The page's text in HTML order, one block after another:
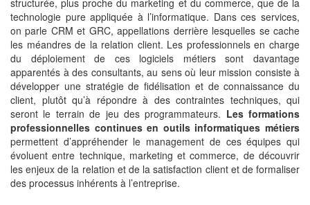
structurée, plus proche du marketing et du commerce, que de la
technologie pure appliquée à l’informatique. Dans ces services,
on parle CRM et GRC, appellations derrière lesquelles se cache
les méandres de la relation client. Les professionnels en charge
du déploiement de ces logiciels métiers sont davantage
apparentés à des consultants, au sens où leur mission consiste à
développer une stratégie de fidélisation et de connaissance du
client, plutôt qu’à répondre à des contraintes techniques, qui
seront le terrain de jeu des programmateurs. Les formations
professionnelles continues en outils informatiques métiers
permettent d’appréhender le management de ces équipes qui
évoluent entre technique, marketing et commerce, de découvrir
les enjeux de la relation et de la satisfaction client et de formaliser
des processus inhérents à l’entreprise.